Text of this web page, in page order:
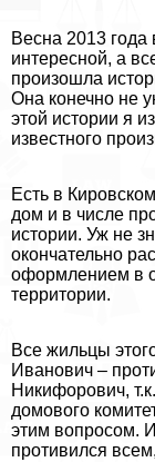
Весна 2013 года
интересной, а
произошла
Она конечно не
этой истории я
известного
Есть в
дом и в числе
истории. Уж не
окончательно
оформлением в
территории.
Все жильцы
Иванович –
Никифорович,
домового
этим вопросом.
противился